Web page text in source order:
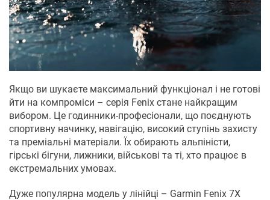
Якщо ви шукаєте максимальний функціонал і не готові
йти на компроміси – серія Fenix ​​стане найкращим
вибором. Це годинники-професіонали, що поєднують
спортивну начинку, навігацію, високий ступінь захисту
та преміальні матеріали. Їх обирають альпіністи,
гірські бігуни, лижники, військові та ті, хто працює в
екстремальних умовах.
Дуже популярна модель у лінійці – Garmin Fenix ​​7X